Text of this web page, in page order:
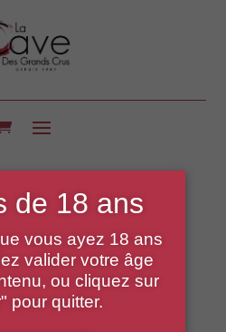
de 18 ans
vous ayez 18 ans
valider votre âge
ou cliquez sur
pour quitter.